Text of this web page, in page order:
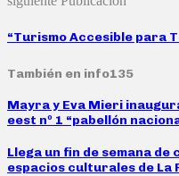
“Turismo Accesible para
También en info135
Mayra y Eva Mieri
eest nº 1 “pabellón
Llega un fin de semana
espacios culturales de La